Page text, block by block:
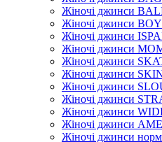
Жіночі джинси
Жіночі джинси
Жіночі джинси
Жіночі джинси
Жіночі джинси
Жіночі джинси
Жіночі джинси
Жіночі джинси
Жіночі джинси
Жіночі джинси
Жіночі джинси